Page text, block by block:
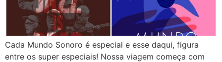
Cada Mundo Sonoro é especial e esse daqui, figura
entre os super especiais! Nossa viagem começa com